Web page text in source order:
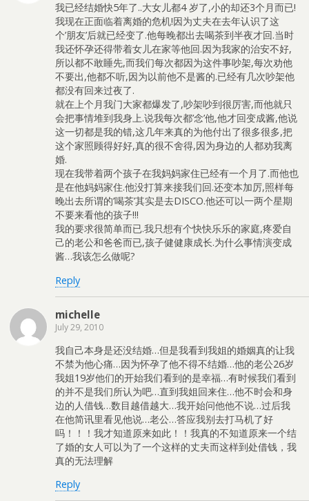
我已经结婚快5年了..大女儿都4 岁了,小的却还3个月而已!
我现在正面临着离婚的危机!因为丈夫在去年认识了这
个’朋友’后就已经变了.他每晚都出去喝茶到半夜才回.当时
我还怀孕还得带着女儿在家等他回.因为我家的治安不好,
所以都不敢睡先,而我们每次都因为这件事吵架,每次劝他
不要出,他都不听,因为以前他不是酱的.已经有几次吵架他
都没有回来过夜了.
就在上个月我门大家都爆发了,吵架吵到很厉害,而他就只
会把事情堆到我身上.说我每次都’念’他,他才回变成酱,他说
这一切都是我的错,这几年来真的为他付出了很多很多,把
这个家照顾得好好,真的很不舍得,因为身边的人都劝我离
婚.
现在我带着两个孩子在我妈妈家住已经有一个月了.而他也
是在他妈妈家住.他没打算来接我们回.还变本加厉,照样每
晚出去所谓的’喝茶’其实是去DISCO.他还可以一两个星期
不要来看他的孩子!!!
我的要求很简单而已.我只想有个快快乐乐的家庭,疼爱自
己的老公和爸爸而已,孩子健健康成长.为什么事情演变成
酱…我该怎么做呢?
Reply
michelle
July 29, 2010
我自己本身是还没结婚…但是我看到我姐的婚姻真的让我
不禁为他心痛…因为怀孕了他不得不结婚…他的老公26岁
我姐19岁他们的开始我们看到的是幸福…有时候我们看到
的并不是我们所认为吧…直到我姐回来住…他不时会和身
边的人借钱…数目越借越大…我开始问他他不说…过后我
在他简讯里看见他说…老公…答应我别去打马机了好
吗！！！我才知道原来如此！！我真的不知道原来一个结
了婚的女人可以为了一个这样的丈夫而这样到处借钱，我
真的无法理解
Reply